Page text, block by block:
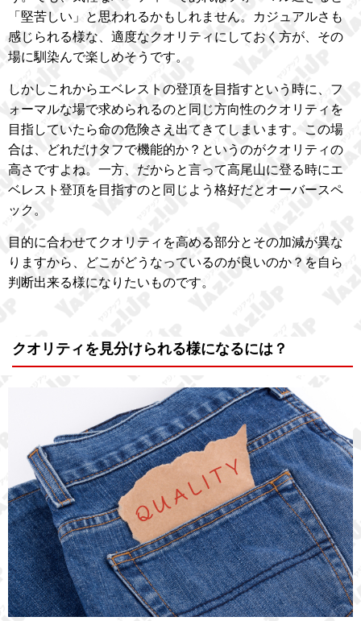
「堅苦しい」と思われるかもしれません。カジュアルさも
感じられる様な、適度なクオリティにしておく方が、その
場に馴染んで楽しめそうです。
しかしこれからエベレストの登頂を目指すという時に、フ
ォーマルな場で求められるのと同じ方向性のクオリティを
目指していたら命の危険さえ出てきてしまいます。この場
合は、どれだけタフで機能的か？というのがクオリティの
高さですよね。一方、だからと言って高尾山に登る時にエ
ベレスト登頂を目指すのと同じよう格好だとオーバースペ
ック。
目的に合わせてクオリティを高める部分とその加減が異な
りますから、どこがどうなっているのが良いのか？を自ら
判断出来る様になりたいものです。
クオリティを見分けられる様になるには？